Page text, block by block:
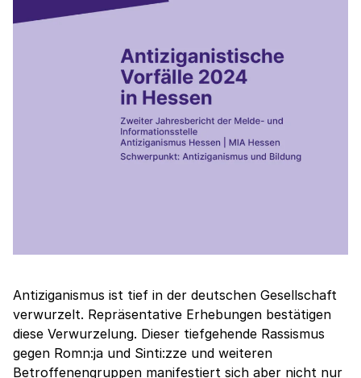
Antiziganismus ist tief in der deutschen Gesellschaft
verwurzelt. Repräsentative Erhebungen bestätigen
diese Verwurzelung. Dieser tiefgehende Rassismus
gegen Romn:ja und Sinti:zze und weiteren
Betroffenengruppen manifestiert sich aber nicht nur